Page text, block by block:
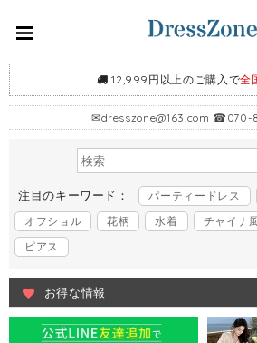
12,999円以上のご購入で全
✉dresszone@163.com ☎070-
注目のキーワード： パーティードレス
オフショル
花柄 水着 チャイナ
ピアス
お得な情報